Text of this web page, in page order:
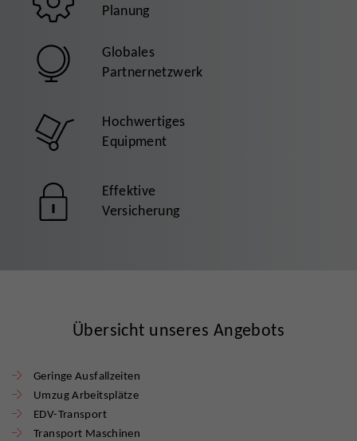
Planung
Globales
Partnernetzwerk
Hochwertiges
Equipment
Effektive
Versicherung
Übersicht unseres Angebots
Geringe Ausfallzeiten
Umzug Arbeitsplätze
EDV-Transport
Transport Maschinen